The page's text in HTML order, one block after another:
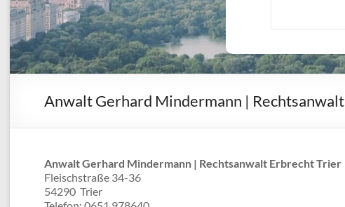
Anwalt Gerhard Mindermann |
Anwalt Gerhard Mindermann | Rechtsanwalt Erbrecht Trier
Fleischstraße 34-36
54290 Trier